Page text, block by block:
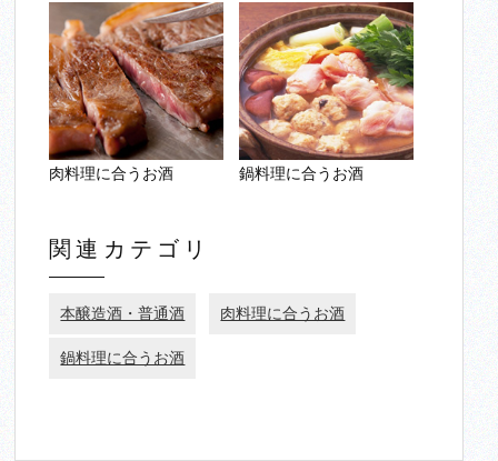
肉料理に合うお酒 鍋料理に合うお酒
関連カテゴリ
本醸造酒・普通酒 肉料理に合うお酒
鍋料理に合うお酒